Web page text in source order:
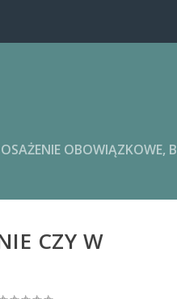
OBOWIĄZKOWE,
CZY W